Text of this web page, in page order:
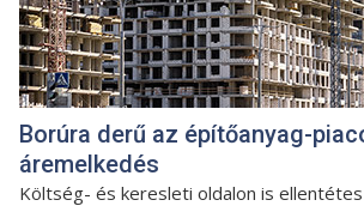
Borúra derű az építőanyag-
áremelkedés
Költség- és keresleti oldalon is